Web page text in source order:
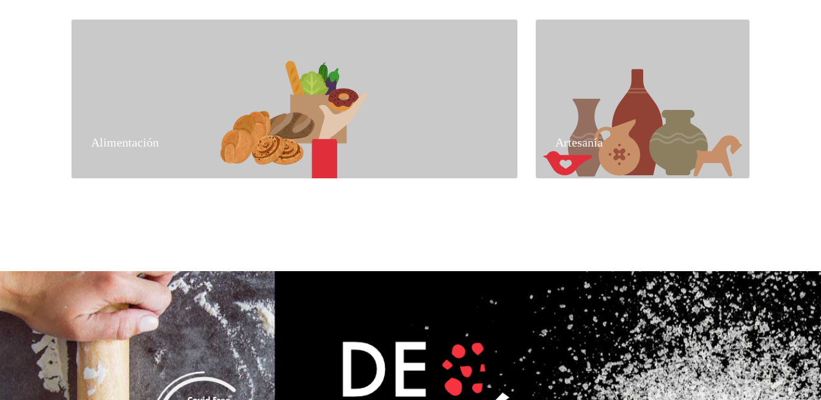
Alimentación Artesanía